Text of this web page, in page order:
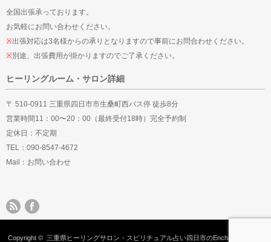
全国出張承っております。
お気軽にお問い合わせください。
※出張対応は3名様からの承りとなりますので事前にお問合わせください。
※別途、出張費用が掛かりますのでご了承ください。
ヒーリングルーム・サロン詳細
〒 510-0911 三重県四日市市生桑町西バス停 徒歩8分
営業時間11：00〜20：00（最終受付18時）完全予約制
定休日：不定期
TEL：090-8547-4672
Mail： お問い合わせ
Copyright © 三重県ヒーリングサロン・スピリチュアル占い四日市のEnchantMent